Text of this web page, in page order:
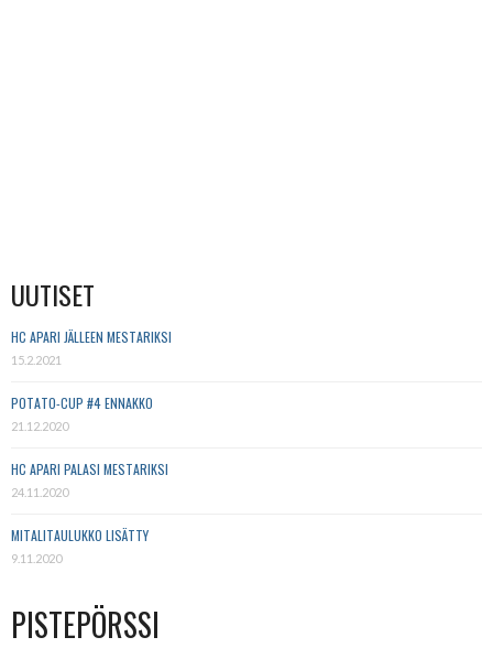
UUTISET
HC APARI JÄLLEEN MESTARIKSI
15.2.2021
POTATO-CUP #4 ENNAKKO
21.12.2020
HC APARI PALASI MESTARIKSI
24.11.2020
MITALITAULUKKO LISÄTTY
9.11.2020
PISTEPÖRSSI